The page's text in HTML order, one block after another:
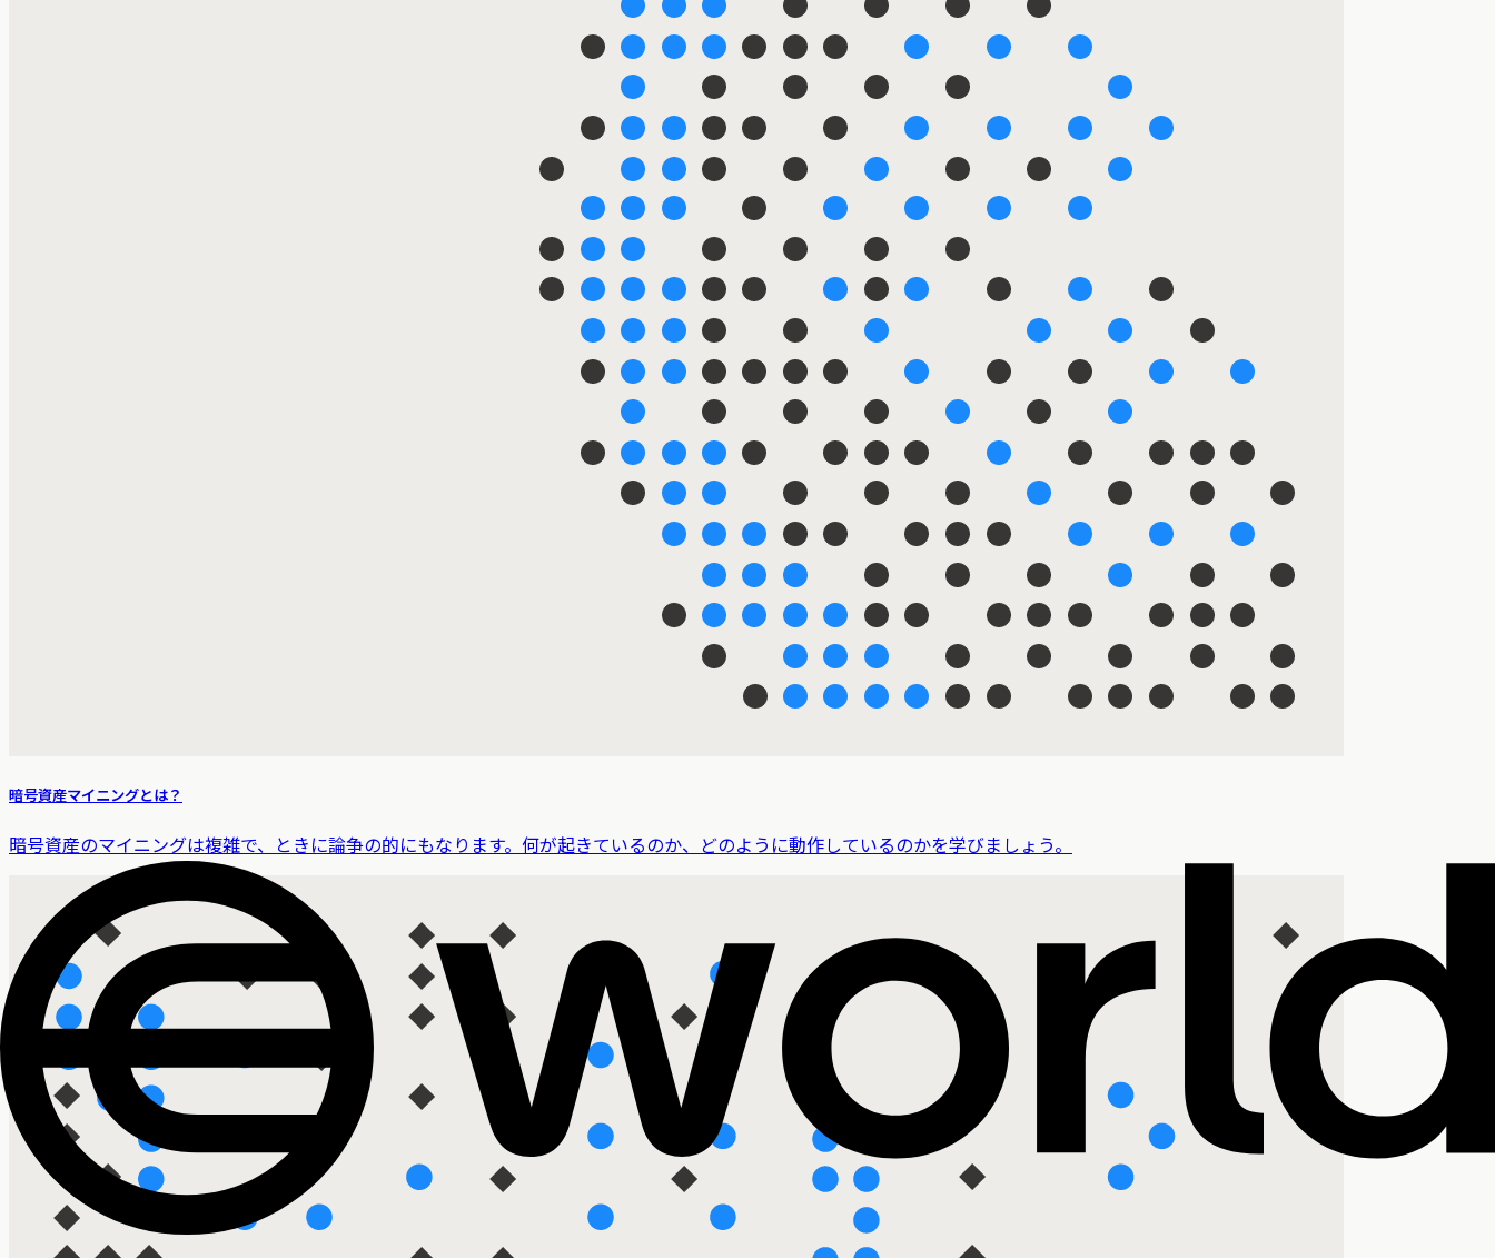
暗号資産マイニングとは？
暗号資産のマイニングは複雑で、ときに論争の的にもなります。何が起きているのか、どのように動作しているのかを学びましょう。